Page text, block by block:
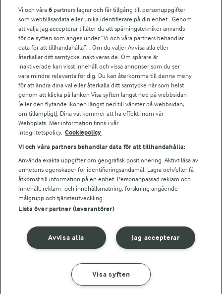
GÖR SÅ HÄR INGREDIENSER
För ägare
Arlas kundportal
Arla.com
Falbygdens Ost
Arla webbshop
Bildbank
Följ oss
© 2026 Arla Foods
Integritetspolicy
Vi och våra6 partners lagrar och får tillgång till personuppgifter
som webbläsardata eller unika identifierare på din enhet . Genom
att välja Jag accepterar tillåter du att spårningstekniker används
för de syften som anges under ”Vi och våra partners behandlar
data för att tillhandahålla”. . Om du väljer Avvisa alla eller
återkallar ditt samtycke inaktiveras de. Om spårare är
inaktiverade kan visst innehåll och vissa annonser som du ser
vara mindre relevanta för dig. Du kan återkomma till denna meny
för att ändra dina val eller återkalla ditt samtycke när som helst
genom att klicka på länken Visa syften längst ned på webbsidan
[eller den flytande ikonen längst ned till vänster på webbsidan,
om tillämpligt]. Dina val kommer att ha effekt inom vår
Webbplats. Mer information finns i vår
integritetspolicy. Cookiepolicy
Vi och våra partners behandlar data för att tillhandahålla:
Använda exakta uppgifter om geografisk positionering. Aktivt läsa av
enhetens egenskaper för identifieringsändamål. Lagra och/eller få
åtkomst till information på en enhet. Personanpassad reklam och
innehåll, reklam- och innehållsmätning, forskning angående
målgrupp och tjänsteutveckling.
Lista över partner (leverantörer)
Jag accepterar
Avvisa alla
Visa syften